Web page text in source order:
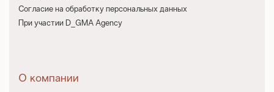
Согласие на обработку персональных данных
При участии D_GMA Agency
О компании